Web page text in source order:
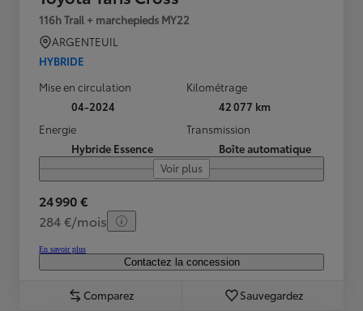
116h Trail + marchepieds MY22
ARGENTEUIL
HYBRIDE
Mise en circulation
04-2024
Kilométrage
42 077 km
Energie
Hybride Essence
Transmission
Boîte automatique
Voir plus
24 990 €
284 €/mois
En savoir plus
Contactez la concession
Comparez Sauvegardez